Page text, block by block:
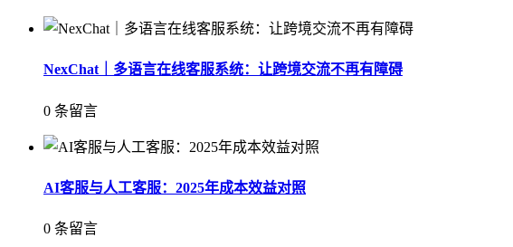
NexChat｜多语言在线客服系统：让跨境交流不再有障碍
0 条留言
AI客服与人工客服：2025年成本效益对照
0 条留言